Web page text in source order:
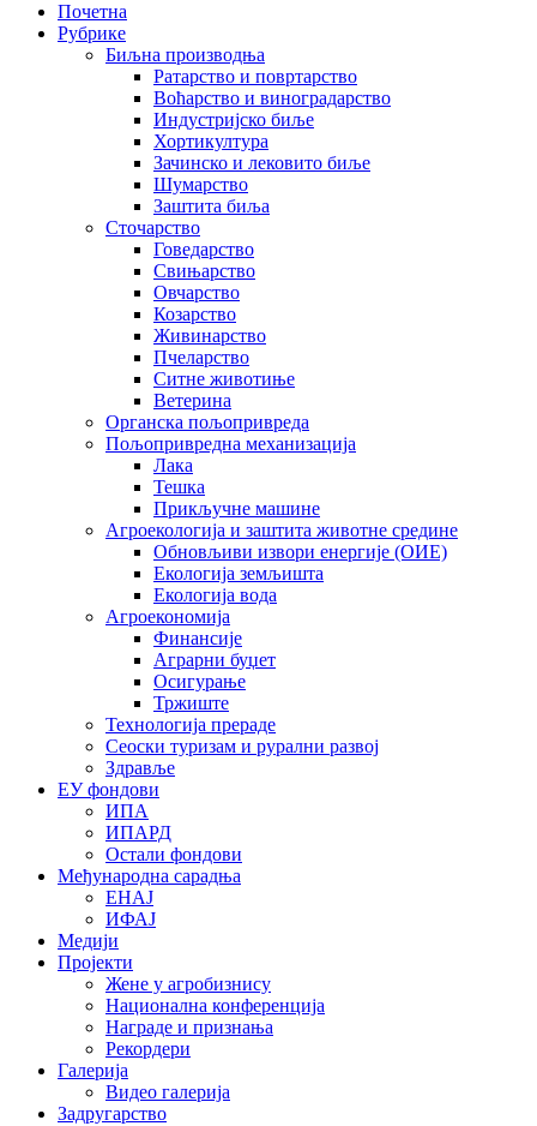
Почетна
Рубрике
Биљна производња
Ратарство и повртарство
Воћарство и виноградарство
Индустријско биље
Хортикултура
Зачинско и лековито биље
Шумарство
Заштита биља
Сточарство
Говедарство
Свињарство
Овчарство
Козарство
Живинарство
Пчеларство
Ситне животиње
Ветерина
Органска пољопривреда
Пољопривредна механизација
Лака
Тешка
Прикључне машине
Агроекологија и заштита животне средине
Обновљиви извори енергије (ОИЕ)
Екологија земљишта
Екологија вода
Агроекономија
Финансије
Аграрни буџет
Осигурање
Тржиште
Технологија прераде
Сеоски туризам и рурални развој
Здравље
ЕУ фондови
ИПА
ИПАРД
Остали фондови
Међународна сарадња
ЕНАЈ
ИФАЈ
Медији
Пројекти
Жене у агробизнису
Национална конференција
Награде и признања
Рекордери
Галерија
Видео галерија
Задругарство